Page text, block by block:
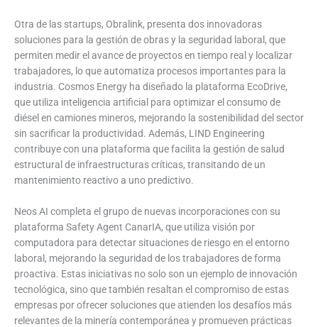
Otra de las startups, Obralink, presenta dos innovadoras
soluciones para la gestión de obras y la seguridad laboral, que
permiten medir el avance de proyectos en tiempo real y localizar
trabajadores, lo que automatiza procesos importantes para la
industria. Cosmos Energy ha diseñado la plataforma EcoDrive,
que utiliza inteligencia artificial para optimizar el consumo de
diésel en camiones mineros, mejorando la sostenibilidad del sector
sin sacrificar la productividad. Además, LIND Engineering
contribuye con una plataforma que facilita la gestión de salud
estructural de infraestructuras críticas, transitando de un
mantenimiento reactivo a uno predictivo.
Neos AI completa el grupo de nuevas incorporaciones con su
plataforma Safety Agent CanarIA, que utiliza visión por
computadora para detectar situaciones de riesgo en el entorno
laboral, mejorando la seguridad de los trabajadores de forma
proactiva. Estas iniciativas no solo son un ejemplo de innovación
tecnológica, sino que también resaltan el compromiso de estas
empresas por ofrecer soluciones que atienden los desafíos más
relevantes de la minería contemporánea y promueven prácticas